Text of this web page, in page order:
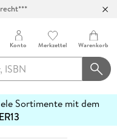
Konto Merkzettel Warenkorb
Sortimente mit dem